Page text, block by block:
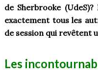
de Sherbrooke
exactement tous les
de session qui revêtent
Les